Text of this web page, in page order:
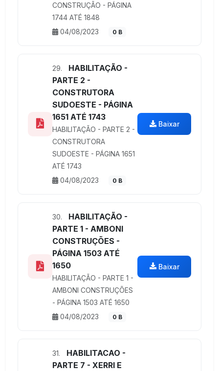
CONSTRUÇÃO - PÁGINA
1744 ATÉ 1848
04/08/2023
0 B
29.
HABILITAÇÃO -
PARTE 2 -
CONSTRUTORA
SUDOESTE - PÁGINA
1651 ATÉ 1743
HABILITAÇÃO - PARTE 2 -
CONSTRUTORA
SUDOESTE - PÁGINA 1651
ATÉ 1743
04/08/2023
0 B
Baixar
30.
HABILITAÇÃO -
PARTE 1 - AMBONI
CONSTRUÇÕES -
PÁGINA 1503 ATÉ
1650
HABILITAÇÃO - PARTE 1 -
AMBONI CONSTRUÇÕES
- PÁGINA 1503 ATÉ 1650
04/08/2023
0 B
Baixar
31.
HABILITACAO -
PARTE 7 - XERRI E